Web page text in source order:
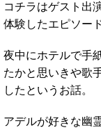
コチラはゲスト出
体験したエピソード
夜中にホテルで手
たかと思いきや歌
したというお話。
アデルが好きな幽